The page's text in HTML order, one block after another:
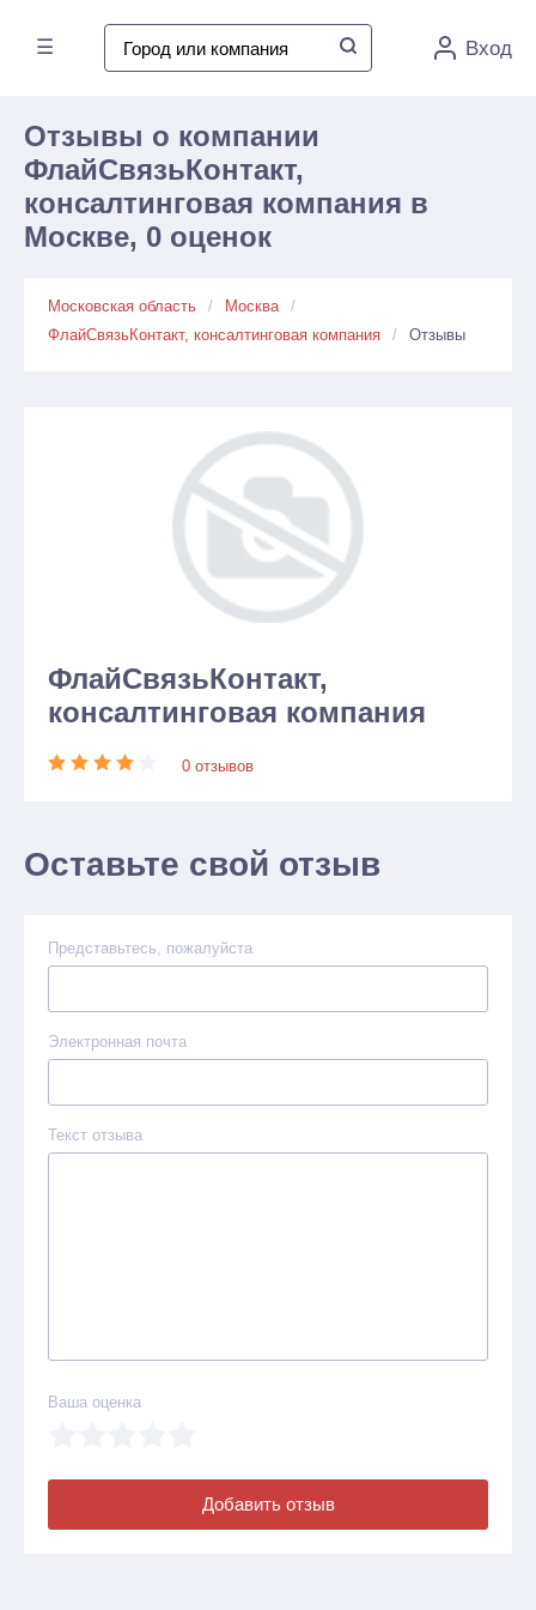
☰ Вход
Отзывы о компании
ФлайСвязьКонтакт,
консалтинговая компания в
Москве, 0 оценок
Московская область
Москва
ФлайСвязьКонтакт, консалтинговая компания
Отзывы
ФлайСвязьКонтакт,
консалтинговая компания
0 отзывов
Оставьте свой отзыв
Представьтесь, пожалуйста
Электронная почта
Текст отзыва
Ваша оценка
Добавить отзыв